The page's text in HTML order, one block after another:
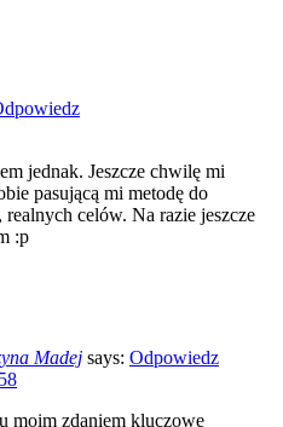
jednak. Jeszcze chwilę mi
pasującą mi metodę do
celów. Na razie jeszcze
:p
Madej says: Odpowiedz
moim zdaniem kluczowe